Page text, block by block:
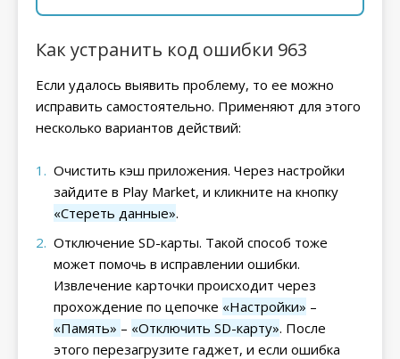
Как устранить код ошибки 963
Если удалось выявить проблему, то ее можно
исправить самостоятельно. Применяют для этого
несколько вариантов действий:
Очистить кэш приложения. Через настройки
зайдите в Play Market, и кликните на кнопку
«Стереть данные».
Отключение SD-карты. Такой способ тоже
может помочь в исправлении ошибки.
Извлечение карточки происходит через
прохождение по цепочке «Настройки» –
«Память» – «Отключить SD-карту». После
этого перезагрузите гаджет, и если ошибка